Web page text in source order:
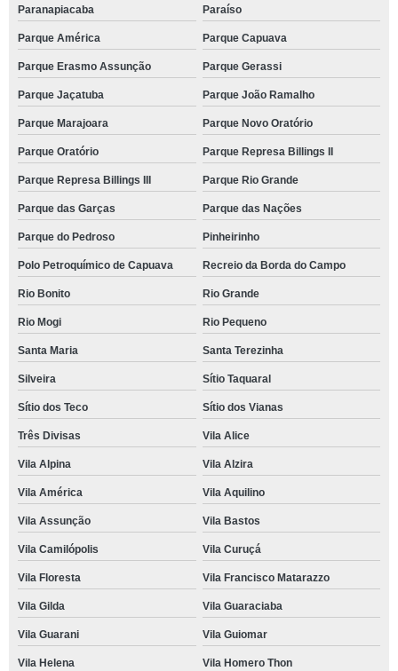
Paranapiacaba Paraíso
Parque América Parque Capuava
Parque Erasmo Assunção Parque Gerassi
Parque Jaçatuba Parque João Ramalho
Parque Marajoara Parque Novo Oratório
Parque Oratório Parque Represa Billings II
Parque Represa Billings III Parque Rio Grande
Parque das Garças Parque das Nações
Parque do Pedroso Pinheirinho
Polo Petroquímico de Capuava Recreio da Borda do Campo
Rio Bonito Rio Grande
Rio Mogi Rio Pequeno
Santa Maria Santa Terezinha
Silveira Sítio Taquaral
Sítio dos Teco Sítio dos Vianas
Três Divisas Vila Alice
Vila Alpina Vila Alzira
Vila América Vila Aquilino
Vila Assunção Vila Bastos
Vila Camilópolis Vila Curuçá
Vila Floresta Vila Francisco Matarazzo
Vila Gilda Vila Guaraciaba
Vila Guarani Vila Guiomar
Vila Helena Vila Homero Thon